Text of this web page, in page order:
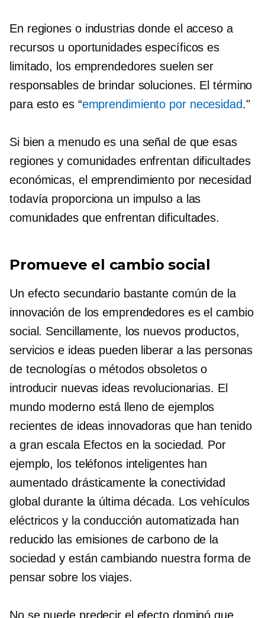
En regiones o industrias donde el acceso a
recursos u oportunidades específicos es
limitado, los emprendedores suelen ser
responsables de brindar soluciones. El término
para esto es “emprendimiento por necesidad."
Si bien a menudo es una señal de que esas
regiones y comunidades enfrentan dificultades
económicas, el emprendimiento por necesidad
todavía proporciona un impulso a las
comunidades que enfrentan dificultades.
Promueve el cambio social
Un efecto secundario bastante común de la
innovación de los emprendedores es el cambio
social. Sencillamente, los nuevos productos,
servicios e ideas pueden liberar a las personas
de tecnologías o métodos obsoletos o
introducir nuevas ideas revolucionarias. El
mundo moderno está lleno de ejemplos
recientes de ideas innovadoras que han tenido
a gran escalaEfectos en la sociedad. Por
ejemplo, los teléfonos inteligentes han
aumentado drásticamente la conectividad
global durante la última década. Los vehículos
eléctricos y la conducción automatizada han
reducido las emisiones de carbono de la
sociedad y están cambiando nuestra forma de
pensar sobre los viajes.
No se puede predecir el efecto dominó que